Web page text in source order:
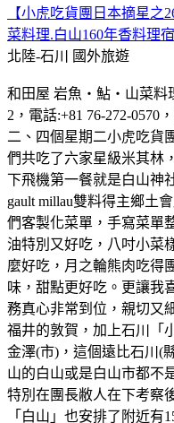
【小虎吃貨團日本摘星之
菜料理.白山160年香料理
北陸-石川
國外旅遊
和田屋 岩魚・鮎・山菜料
2，電話:+81 76-272-0570
二、四個星期二小虎吃貨
們共吃了六家星級米其林
下飛機第一餐就是白山神
gault millau雙料得主鄉土
們客製化菜單，手寫菜單
油特別又好吃，八吋小菜
麼好吃，月之輪熊肉吃得
味，甜點更好吃。更讓我
務真心非常到位，親切又
福井的敦賀，加上石川「
金澤(市)，這個遠比石川(
山的白山或是白山市都不
特別在團長敝人在下考察
「白山」也安排了附近有